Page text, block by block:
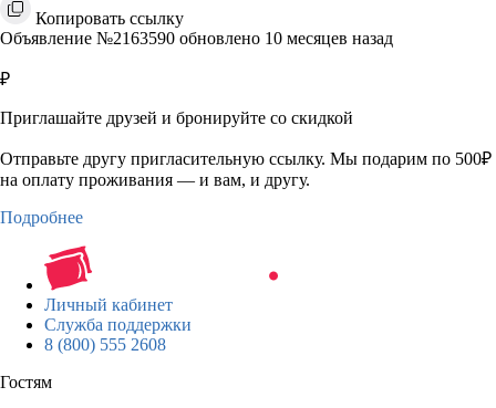
Копировать ссылку
Объявление №2163590 обновлено 10 месяцев назад
₽
Приглашайте друзей и бронируйте со скидкой
Отправьте другу пригласительную ссылку. Мы подарим по 500₽
на оплату проживания — и вам, и другу.
Подробнее
Личный кабинет
Служба поддержки
8 (800) 555 2608
Гостям